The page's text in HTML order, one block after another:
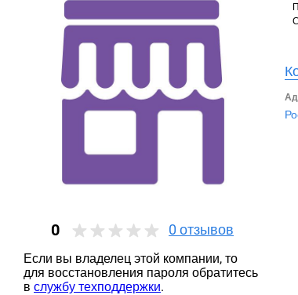
0 0 отзывов
Если вы владелец этой компании, то
для восстановления пароля обратитесь
в службу техподдержки.